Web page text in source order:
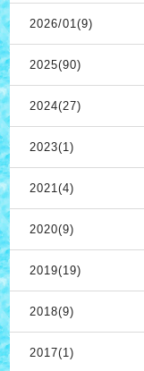
2026/01(9)
2025(90)
2024(27)
2023(1)
2021(4)
2020(9)
2019(19)
2018(9)
2017(1)